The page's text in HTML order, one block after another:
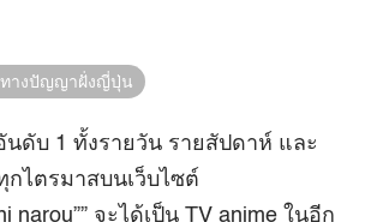
างปัญญาฝั่งญี่ปุ่น
นดับ 1 ทั้งรายวัน รายสัปดาห์ และ
กไตรมาสบนเว็บไซต์
narou”” จะได้เป็น TV anime ในอีก